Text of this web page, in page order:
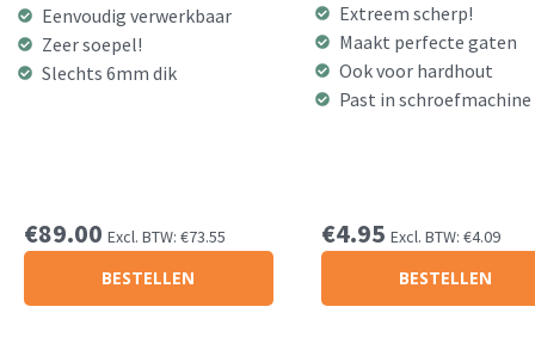
Eenvoudig verwerkbaar
Zeer soepel!
Slechts 6mm dik
€89.00 Excl. BTW: €73.55
BESTELLEN
Extreem scherp!
Maakt perfecte gaten
Ook voor hardhout
Past in schroefmachine
€4.95 Excl. BTW: €4.09
BESTELLEN